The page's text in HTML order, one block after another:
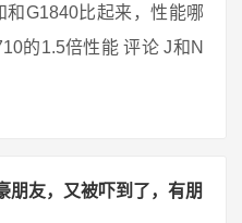
和G1840比起来，性能哪
的1.5倍性能 评论 J和N
朋友，又被吓到了，有朋